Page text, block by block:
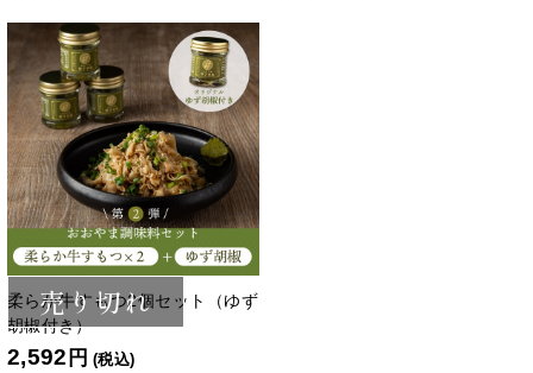
売り切れ
柔らか牛すもつ2個セット（ゆず
胡椒付き）
2,592 円 (税込)